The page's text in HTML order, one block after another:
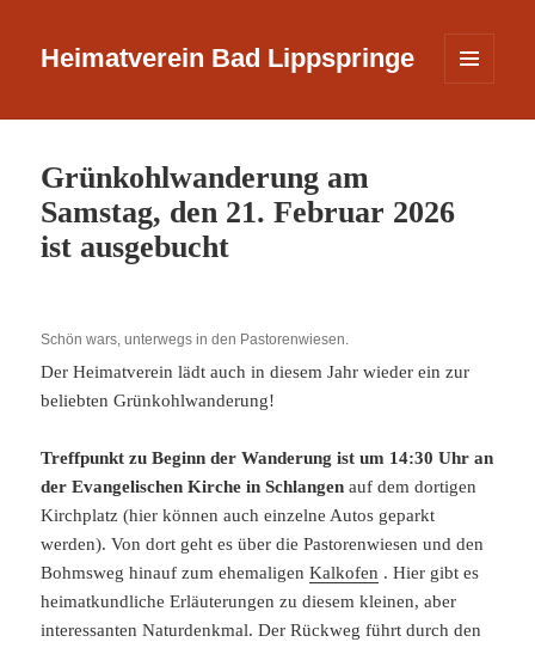
Heimatverein Bad Lippspringe
WIDGETS
Grünkohlwanderung am
Samstag, den 21. Februar 2026
ist ausgebucht
Schön wars, unterwegs in den Pastorenwiesen.
Der Heimatverein lädt auch in diesem Jahr wieder ein zur
beliebten Grünkohlwanderung!
Treffpunkt zu Beginn der Wanderung ist um 14:30 Uhr an
der Evangelischen Kirche in Schlangen auf dem dortigen
Kirchplatz (hier können auch einzelne Autos geparkt
werden). Von dort geht es über die Pastorenwiesen und den
Bohmsweg hinauf zum ehemaligenKalkofen . Hier gibt es
heimatkundliche Erläuterungen zu diesem kleinen, aber
interessanten Naturdenkmal. Der Rückweg führt durch den